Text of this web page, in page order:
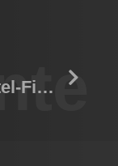
Argentina 2018, El Chantel-Fitz Roy